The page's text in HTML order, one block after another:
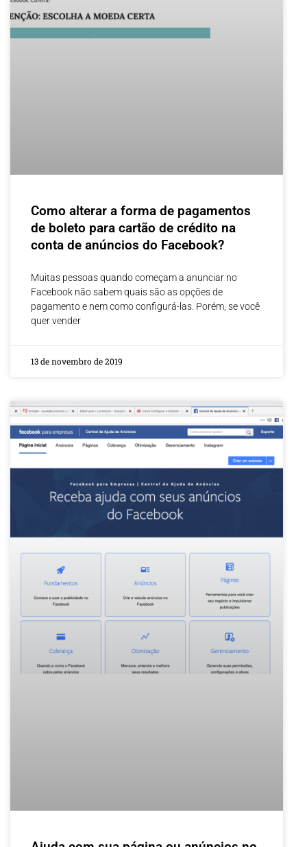
Como alterar a forma de pagamentos
de boleto para cartão de crédito na
conta de anúncios do Facebook?
Muitas pessoas quando começam a anunciar no
Facebook não sabem quais são as opções de
pagamento e nem como configurá-las. Porém, se você
quer vender
13 de novembro de 2019